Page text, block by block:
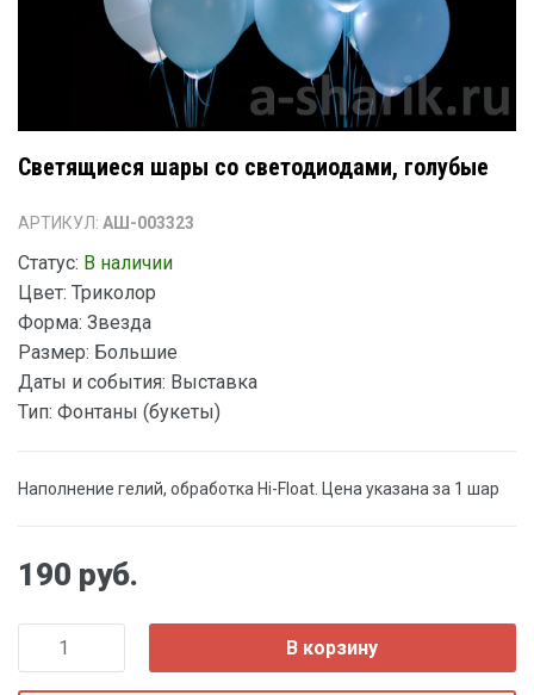
Светящиеся шары со светодиодами, голубые
АРТИКУЛ: АШ-003323
Статус: В наличии
Цвет: Триколор
Форма: Звезда
Размер: Большие
Даты и события: Выставка
Тип: Фонтаны (букеты)
Наполнение гелий, обработка Hi-Float. Цена указана за 1 шар
190 руб.
В корзину